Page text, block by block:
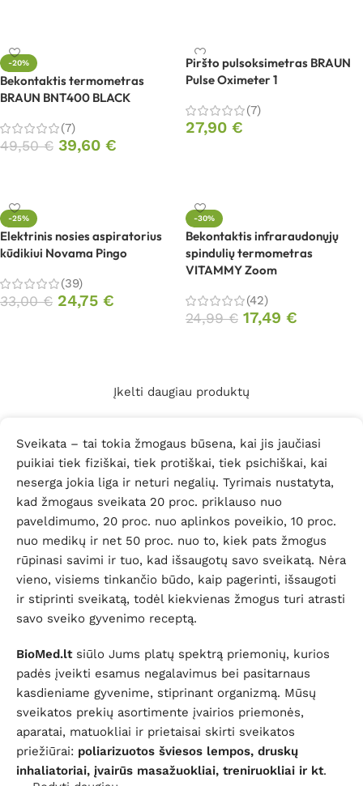
-20%
Bekontaktis termometras
BRAUN BNT400 BLACK
(7)
49,50€ 39,60 €
Piršto pulsoksimetras BRAUN
Pulse Oximeter 1
(7)
27,90 €
-25%
Elektrinis nosies aspiratorius
kūdikiui Novama Pingo
(39)
33,00€ 24,75 €
-30%
Bekontaktis infraraudonųjų
spindulių termometras
VITAMMY Zoom
(42)
24,99€ 17,49 €
Įkelti daugiau produktų
Sveikata – tai tokia žmogaus būsena, kai jis jaučiasi
puikiai tiek fiziškai, tiek protiškai, tiek psichiškai, kai
neserga jokia liga ir neturi negalių. Tyrimais nustatyta,
kad žmogaus sveikata 20 proc. priklauso nuo
paveldimumo, 20 proc. nuo aplinkos poveikio, 10 proc.
nuo medikų ir net 50 proc. nuo to, kiek pats žmogus
rūpinasi savimi ir tuo, kad išsaugotų savo sveikatą. Nėra
vieno, visiems tinkančio būdo, kaip pagerinti, išsaugoti
ir stiprinti sveikatą, todėl kiekvienas žmogus turi atrasti
savo sveiko gyvenimo receptą.
BioMed.ltsiūlo Jums platų spektrą priemonių, kurios
padės įveikti esamus negalavimus bei pasitarnaus
kasdieniame gyvenime, stiprinant organizmą. Mūsų
sveikatos prekių asortimente įvairios priemonės,
aparatai, matuokliai ir prietaisai skirti sveikatos
priežiūrai: poliarizuotos šviesos lempos, druskų
inhaliatoriai, įvairūs masažuokliai, treniruokliai ir kt.